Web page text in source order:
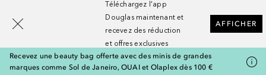
Téléchargez l'app
Douglas maintenant et
recevez des réduction
et offres exclusives
AFFICHER
Recevez une beauty bag offerte avec des minis de grandes
marques comme Sol de Janeiro, OUAI et Olaplex dès 100 €
[navigation.slideout.screenreader]